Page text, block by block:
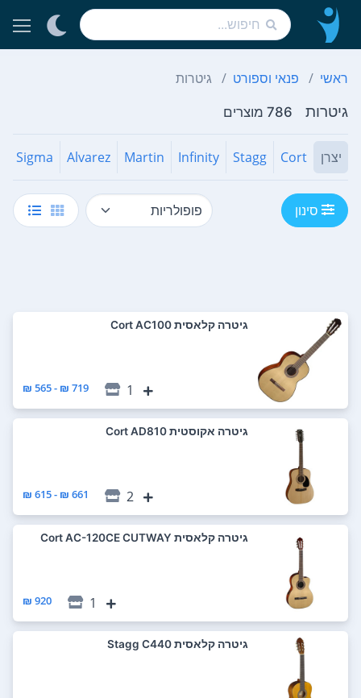
ראשי פנאי וספורט גיטרות
גיטרות 786 מוצרים
יצרן Cort
Stagg
Infinity
Martin
Alvarez
Sigma
סינון
‏גיטרה קלאסית Cort AC100
1
719 ₪ - 565 ₪
‏גיטרה אקוסטית Cort AD810
2
661 ₪ - 615 ₪
‏גיטרה קלאסית Cort AC-120CE CUTWAY
1
920 ₪
‏גיטרה קלאסית Stagg C440